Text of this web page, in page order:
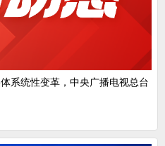
系统性变革，中央广播电视总台